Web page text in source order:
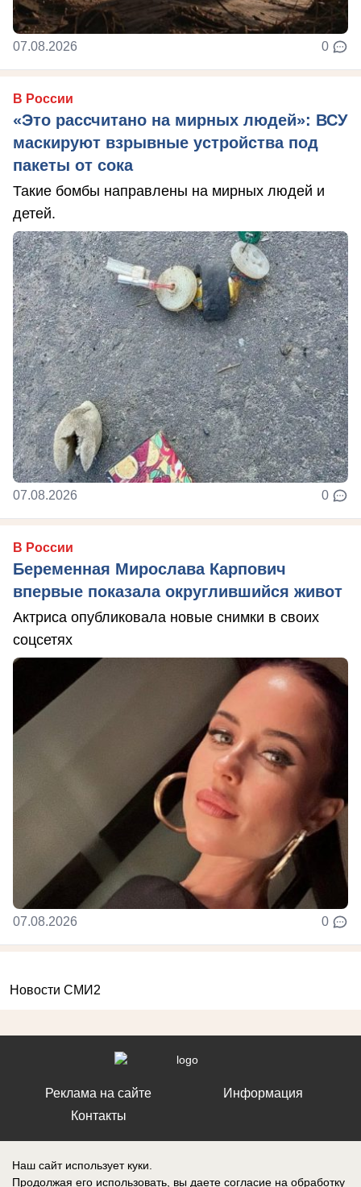
07.08.2026 0
В России
«Это рассчитано на мирных людей»: ВСУ
маскируют взрывные устройства под
пакеты от сока
Такие бомбы направлены на мирных людей и
детей.
07.08.2026 0
В России
Беременная Мирослава Карпович
впервые показала округлившийся живот
Актриса опубликовала новые снимки в своих
соцсетях
07.08.2026 0
Новости СМИ2
Реклама на сайте
Контакты
Информация
Наш сайт использует куки.
Продолжая его использовать, вы даете согласие на обработку